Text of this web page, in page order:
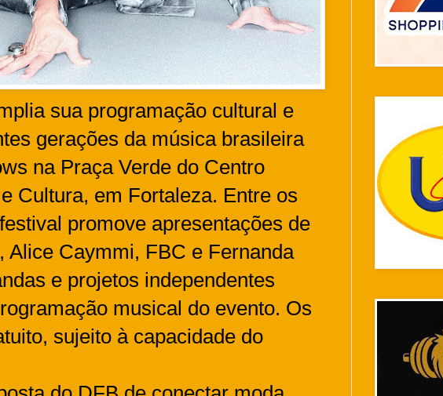
sua programação cultural e
gerações da música brasileira
na Praça Verde do Centro
Cultura, em Fortaleza. Entre os
promove apresentações de
Alice Caymmi, FBC e Fernanda
e projetos independentes
musical do evento. Os
sujeito à capacidade do